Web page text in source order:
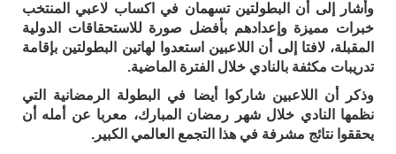
وأشار إلى أن البطولتين تسهمان في اكساب لاعبي المنتخب
خبرات مميزة وإعدادهم بأفضل صورة للاستحقاقات الدولية
المقبلة، لافتا إلى أن اللاعبين استعدوا لهاتين البطولتين بإقامة
تدريبات مكثفة بالنادي خلال الفترة الماضية.
وذكر أن اللاعبين شاركوا أيضا في البطولة الرمضانية التي
نظمها النادي خلال شهر رمضان المبارك، معربا عن أمله أن
يحققوا نتائج مشرفة في هذا التجمع العالمي الكبير.